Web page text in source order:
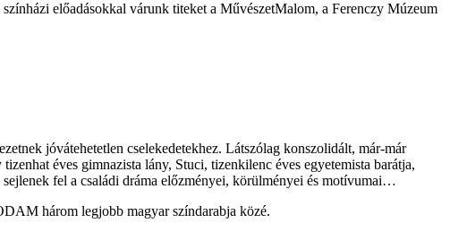
előadásokkal várunk titeket a MűvészetMalom, a Ferenczy Múzeum
jóvátehetetlen cselekedetekhez. Látszólag konszolidált, már-már
éves gimnazista lány, Stuci, tizenkilenc éves egyetemista barátja,
fel a családi dráma előzményei, körülményei és motívumai…
három legjobb magyar színdarabja közé.